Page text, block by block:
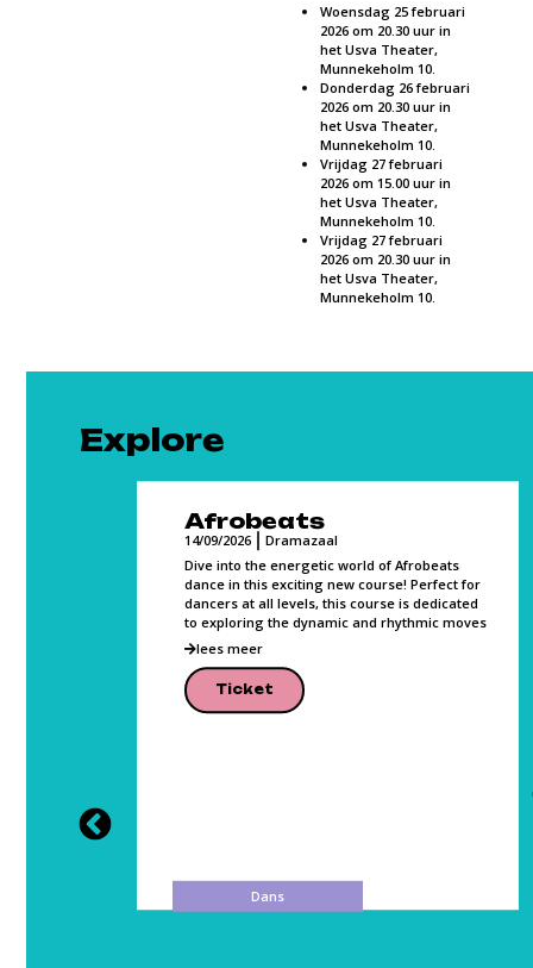
Woensdag 25 februari
2026 om 20.30 uur in
het Usva Theater,
Munnekeholm 10.
Donderdag 26 februari
2026 om 20.30 uur in
het Usva Theater,
Munnekeholm 10.
Vrijdag 27 februari
2026 om 15.00 uur in
het Usva Theater,
Munnekeholm 10.
Vrijdag 27 februari
2026 om 20.30 uur in
het Usva Theater,
Munnekeholm 10.
Explore
Afrobeats
14/09/2026
Dramazaal
Dive into the energetic world of Afrobeats
dance in this exciting new course! Perfect for
dancers at all levels, this course is dedicated
to exploring the dynamic and rhythmic moves
lees meer
Ticket
Dans